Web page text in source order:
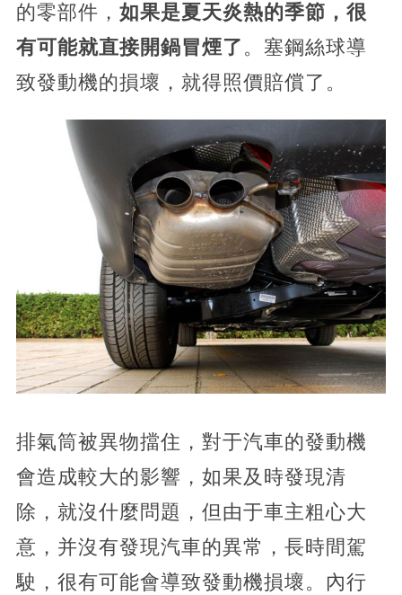
的零部件， 如果是夏天炎熱的季節，很
有可能就直接開鍋冒煙了 。塞鋼絲球導
致發動機的損壞，就得照價賠償了。
排氣筒被異物擋住，對于汽車的發動機
會造成較大的影響，如果及時發現清
除，就沒什麼問題，但由于車主粗心大
意，并沒有發現汽車的異常，長時間駕
駛，很有可能會導致發動機損壞。內行